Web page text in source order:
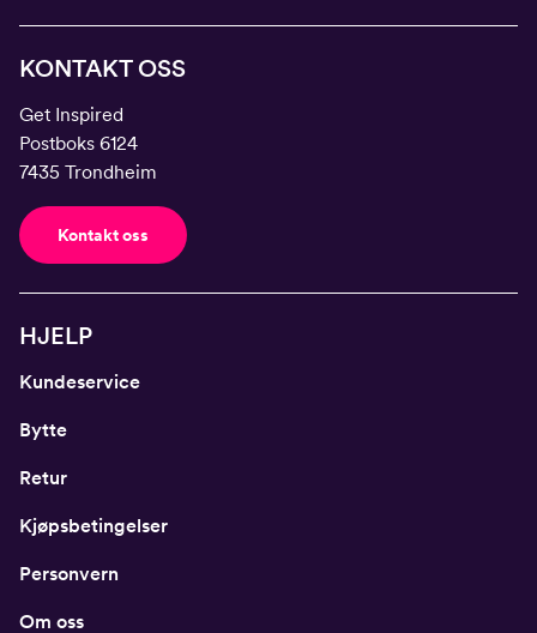
KONTAKT OSS
Get Inspired
Postboks 6124
7435 Trondheim
Kontakt oss
HJELP
Kundeservice
Bytte
Retur
Kjøpsbetingelser
Personvern
Om oss